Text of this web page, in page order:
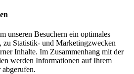
unseren Besuchern ein optimales
zu Statistik- und Marketingzwecken
Inhalte. Im Zusammenhang mit der
werden Informationen auf Ihrem
abgerufen.